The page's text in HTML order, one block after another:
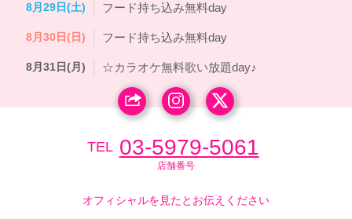
8月29日(土) フード持ち込み無料day
8月30日(日) フード持ち込み無料day
8月31日(月) ☆カラオケ無料歌い放題day♪
TEL 03-5979-5061
店舗番号
オフィシャルを見たとお伝えください